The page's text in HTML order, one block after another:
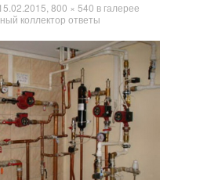
800 × 540 в галерее
коллектор ответы